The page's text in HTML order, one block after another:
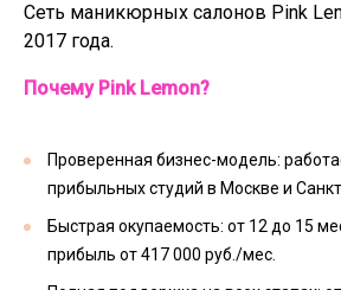
Сеть маникюрных салонов Pink
2017 года.
Почему Pink Lemon?
Проверенная бизнес-модель:
прибыльных студий в Москве и
Быстрая окупаемость: от 12 до 15
прибыль от 417 000 руб./мес.